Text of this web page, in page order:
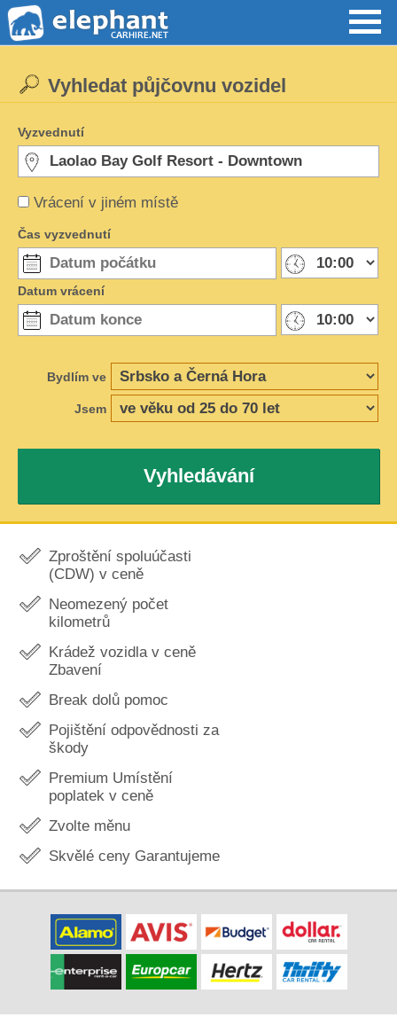
Vrácení v jiném místě
Vyhledat půjčovnu vozidel
Vyzvednutí
Čas vyzvednutí
Datum vrácení
Bydlím ve
Jsem
Vyhledávání
Zproštění spoluúčasti
(CDW) v ceně
Neomezený počet
kilometrů
Krádež vozidla v ceně
Zbavení
Break dolů pomoc
Pojištění odpovědnosti za
škody
Premium Umístění
poplatek v ceně
Zvolte měnu
Skvělé ceny Garantujeme